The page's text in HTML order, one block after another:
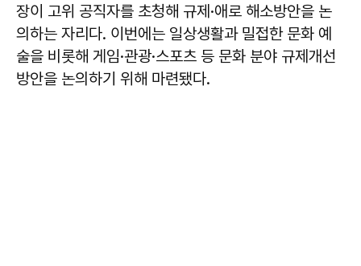
장이 고위 공직자를 초청해 규제·애로 해소방안을 논
의하는 자리다. 이번에는 일상생활과 밀접한 문화 예
술을 비롯해 게임·관광·스포츠 등 문화 분야 규제개선
방안을 논의하기 위해 마련됐다.